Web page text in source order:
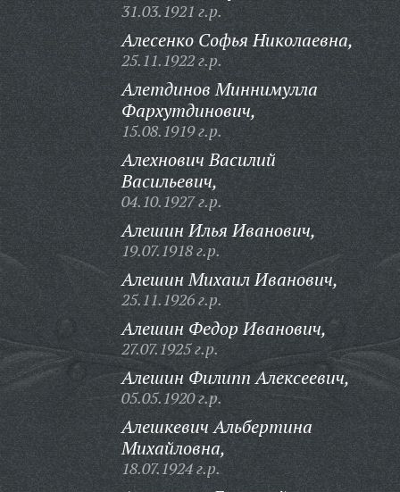
31.03.1921 г.р.
Алесенко Софья Николаевна,
25.11.1922 г.р.
Алетдинов Миннимулла
Фархутдинович,
15.08.1919 г.р.
Алехнович Василий
Васильевич,
04.10.1927 г.р.
Алешин Илья Иванович,
19.07.1918 г.р.
Алешин Михаил Иванович,
25.11.1926 г.р.
Алешин Федор Иванович,
27.07.1925 г.р.
Алешин Филипп Алексеевич,
05.05.1920 г.р.
Алешкевич Альбертина
Михайловна,
18.07.1924 г.р.